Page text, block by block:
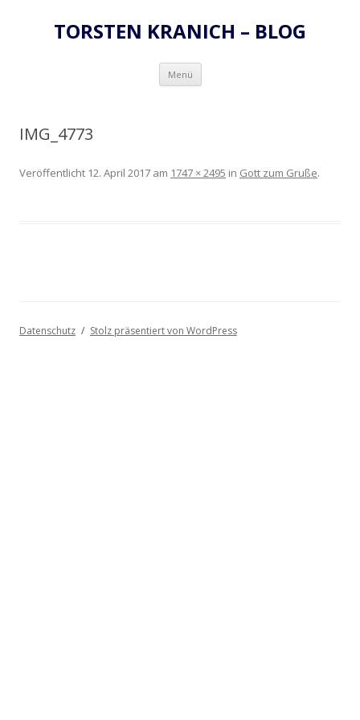
TORSTEN KRANICH – BLOG
Menü Zum
springen
IMG_4773
Veröffentlicht 12. April 2017 am 1747 × 2495 in Gott zum Gruße.
Datenschutz Stolz präsentiert von WordPress